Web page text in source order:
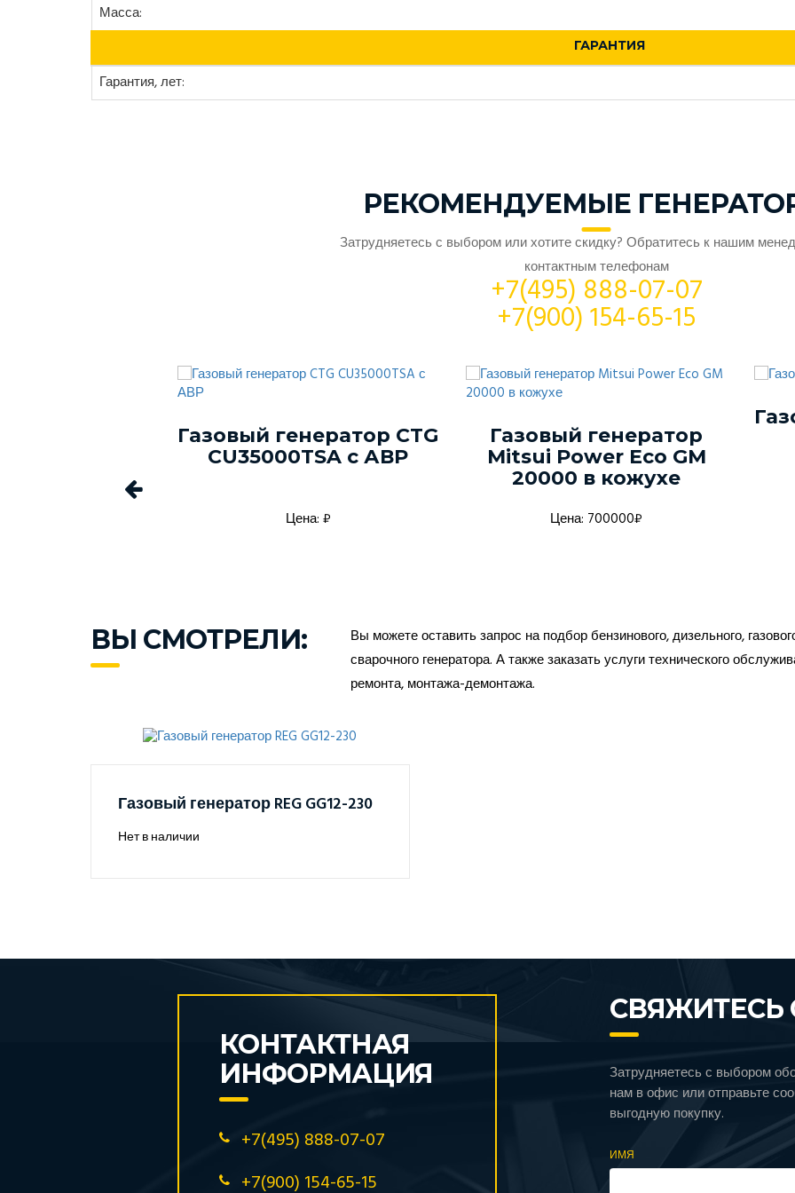
Масса:
ГАРАНТИЯ
Гарантия, лет:
РЕКОМЕНДУЕМЫЕ
Затрудняетесь с выбором или хотите скидку? Обратитесь к нашим
контактным телефонам
+7(495) 888-07-07
+7(900) 154-65-15
Газовый генератор CTG
CU35000TSA с АВР
Цена: ₽
Газовый генератор
Mitsui Power Eco GM
20000 в кожухе
Цена: 700000₽
ВЫ СМОТРЕЛИ:
Вы можете оставить запрос на подбор бензинового, дизельного,
сварочного генератора. А также заказать услуги технического
ремонта, монтажа-демонтажа.
Газовый генератор REG GG12-230
Нет в наличии
КОНТАКТНАЯ
ИНФОРМАЦИЯ
+7(495) 888-07-07
+7(900) 154-65-15
СВЯЖИТЕСЬ
Затрудняетесь с выбором
нам в офис или отправьте
выгодную покупку.
ИМЯ